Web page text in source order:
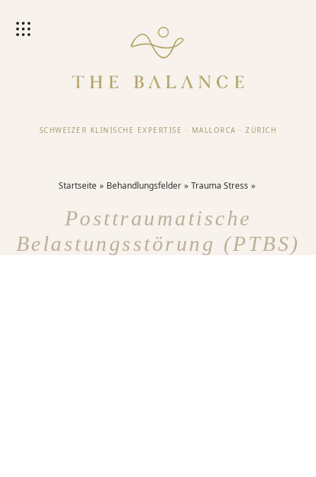
SCHWEIZER KLINISCHE EXPERTISE · MALLORCA · ZÜRICH
Startseite Behandlungsfelder Trauma Stress
Posttraumatische
Belastungsstörung (PTBS)